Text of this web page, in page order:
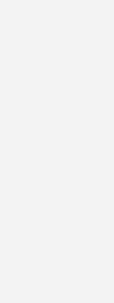
smartem Sicht- und